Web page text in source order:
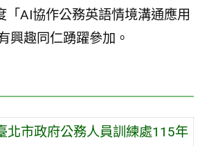
「AI協作公務英語情境溝通應用
興趣同仁踴躍參加。
北市政府公務人員訓練處115年